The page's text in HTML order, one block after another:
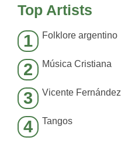
Top Artists
1 Folklore argentino
2 Música Cristiana
3 Vicente Fernández
4 Tangos